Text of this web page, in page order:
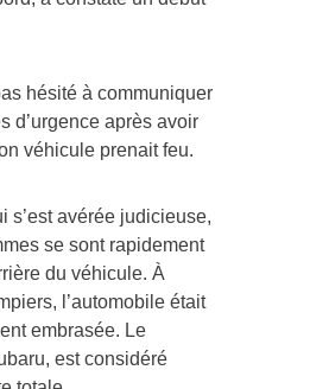
hésité à communiquer
d’urgence après avoir
véhicule prenait feu.
s’est avérée judicieuse,
se sont rapidement
du véhicule. À
l’automobile était
embrasée. Le
est considéré
totale.